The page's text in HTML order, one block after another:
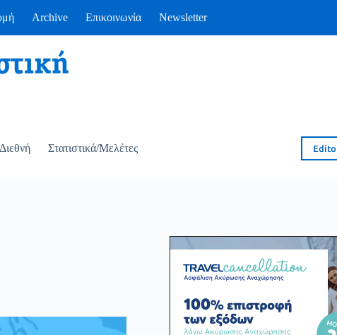
Archive Επικοινωνία Newsletter
Διεθνή Στατιστικά/Μελέτες